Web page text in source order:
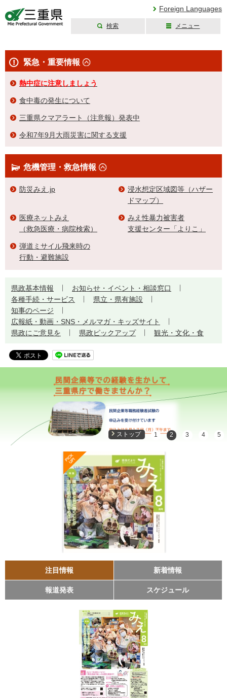
Foreign Languages
検索 メニュー
緊急・重要情報
熱中症に注意しましょう
食中毒の発生について
三重県クマアラート（注意報）発表中
令和7年9月大雨災害に関する支援
危機管理・救急情報
防災みえ.jp
浸水想定区域図等（ハザー
ドマップ）
医療ネットみえ
（救急医療・病院検索）
みえ性暴力被害者
支援センター「よりこ」
弾道ミサイル飛来時の
行動・避難施設
県政基本情報
お知らせ・イベント・相談窓口
各種手続・サービス
県立・県有施設
知事のページ
広報紙・動画・SNS・メルマガ・キッズサイト
県政にご意見を
県政ピックアップ 観光・文化・食
ストップ 1 2 3 4 5
注目情報 新着情報
報道発表 スケジュール